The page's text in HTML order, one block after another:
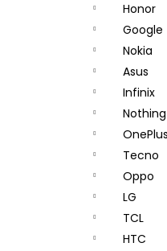
Honor
Google
Nokia
Asus
Infinix
OnePlus
Tecno
Oppo
LG
TCL
HTC